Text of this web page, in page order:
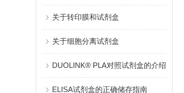
关于转印膜和试剂盒
关于细胞分离试剂盒
DUOLINK® PLA对照试剂盒的介绍
ELISA试剂盒的正确储存指南